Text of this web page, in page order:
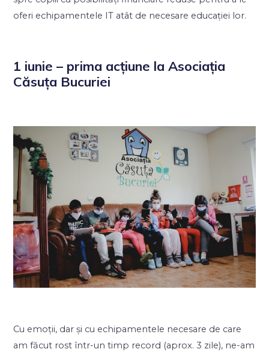
oferi echipamentele IT atât de necesare educației lor.
1 iunie – prima acțiune la Asociația
Căsuța Bucuriei
Cu emoții, dar și cu echipamentele necesare de care
am făcut rost într-un timp record (aprox. 3 zile), ne-am